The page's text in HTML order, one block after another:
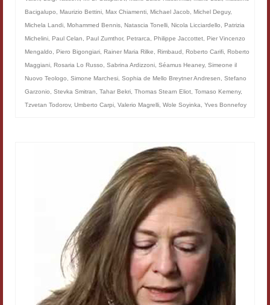
Bacigalupo, Maurizio Bettini, Max Chiamenti, Michael Jacob, Michel Deguy,
Michela Landi, Mohammed Bennis, Natascia Tonelli, Nicola Licciardello, Patrizia
Michelini, Paul Celan, Paul Zumthor, Petrarca, Philippe Jaccottet, Pier Vincenzo
Mengaldo, Piero Bigongiari, Rainer Maria Rilke, Rimbaud, Roberto Carifi, Roberto
Maggiani, Rosaria Lo Russo, Sabrina Ardizzoni, Séamus Heaney, Simeone il
Nuovo Teologo, Simone Marchesi, Sophia de Mello Breytner Andresen, Stefano
Garzonio, Stevka Smitran, Tahar Bekri, Thomas Stearn Eliot, Tomaso Kemeny,
Tzvetan Todorov, Umberto Carpi, Valerio Magrelli, Wole Soyinka, Yves Bonnefoy